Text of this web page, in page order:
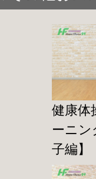
確認
※椅子
健康体
ーニン
子編】